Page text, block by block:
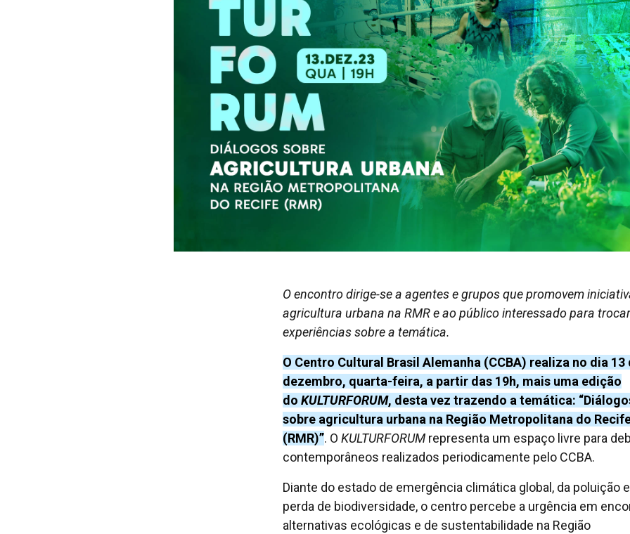
O encontro dirige-se a agentes e grupos que promovem
agricultura urbana na RMR e ao público interessado para trocar
experiências sobre a temática.
O Centro Cultural Brasil Alemanha (CCBA) realiza no dia 13
dezembro, quarta-feira, a partir das 19h, mais uma edição
do KULTURFORUM, desta vez trazendo a temática:
sobre agricultura urbana na Região Metropolitana do
(RMR)”. O KULTURFORUM representa um espaço livre para
contemporâneos realizados periodicamente pelo CCBA.
Diante do estado de emergência climática global, da poluição
perda de biodiversidade, o centro percebe a urgência em
alternativas ecológicas e de sustentabilidade na Região